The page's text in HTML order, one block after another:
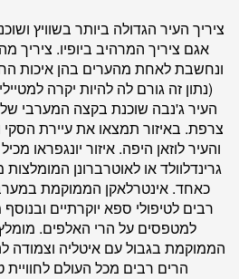
ציריך העיר הגדולה ביותר בשוויץ
אגם ציריך המרהיב ביופיו. ציריך
ונחשבת לאחת מהערים בהן איכות
(נתון זה גורם לה להיות יקרה
העיר ג'נבה שוכנת בקצה המערבי
צרפת. באיזור תמצאו את עיירת
והעיר לוזאן היפה. איזור יונגפראו
גרינדלוולד או לאוטרברונן
כאחד. אינטרלאקן הממוקמת
רבים לטיפולי ספא יוקרתיים
למטפסים על הרי האלפים.
הממוקמת בגבול עם איטליה וצמודה
הרים רבים מכל העולם